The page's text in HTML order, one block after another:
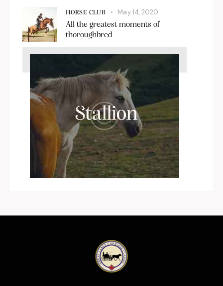
HORSE CLUB
May 14, 2020
All the greatest moments of
thoroughbred